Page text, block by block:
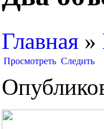
Главная »
Просмотреть Следить